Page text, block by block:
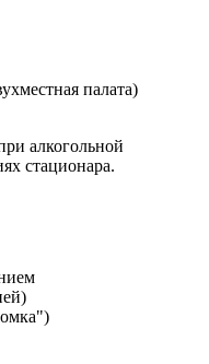
палата)
алкогольной
стационара.